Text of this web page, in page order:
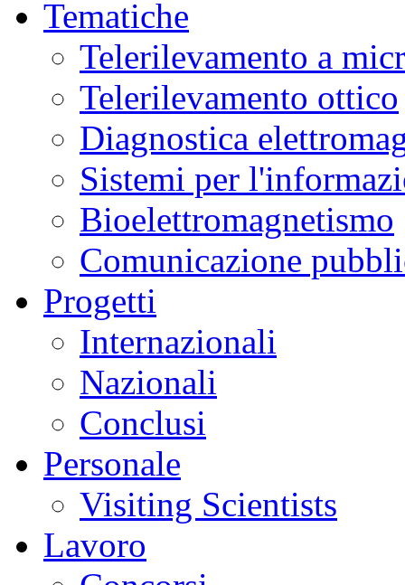
Tematiche
Telerilevamento a
Telerilevamento ottico
Diagnostica
Sistemi per
Bioelettromagnetismo
Comunicazione
Progetti
Internazionali
Nazionali
Conclusi
Personale
Visiting Scientists
Lavoro